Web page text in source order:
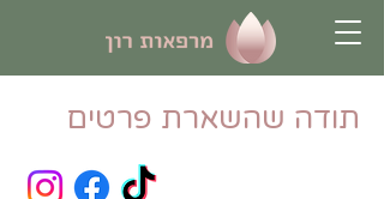
תודה שהשארת פרטים